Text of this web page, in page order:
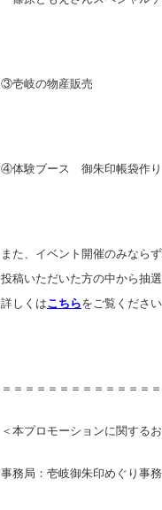
③壱岐の物産販売
④体験ブース 御朱印帳袋作り
また、イベント開催のみなら
投稿いただいた方の中から抽
詳しくはこちらをご覧ください
＝＝＝＝＝＝＝＝＝＝＝＝＝
＜本プロモーションに関する
事務局：壱岐御朱印めぐり事